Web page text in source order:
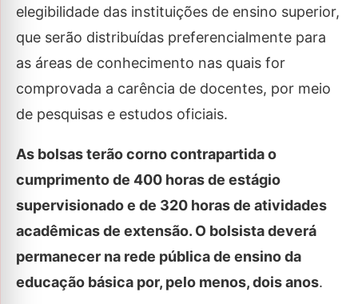
elegibilidade das instituições de ensino superior,
que serão distribuídas preferencialmente para
as áreas de conhecimento nas quais for
comprovada a carência de docentes, por meio
de pesquisas e estudos oficiais.
As bolsas terão corno contrapartida o
cumprimento de 400 horas de estágio
supervisionado e de 320 horas de atividades
acadêmicas de extensão. O bolsista deverá
permanecer na rede pública de ensino da
educação básica por, pelo menos, dois anos.